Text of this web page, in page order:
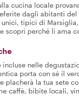
cucina locale
dagli abitanti del
tipici di
scopri perché li ama
incluse nelle
porta con sé il
placherà la tua sete
caffè, bibite locali,